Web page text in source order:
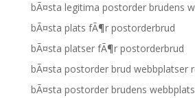
bÃ¤sta legitima postorder brudens
bÃ¤sta plats fÃ¶r postorderbrud
bÃ¤sta platser fÃ¶r postorderbrud
bÃ¤sta postorder brud webbplatser
bÃ¤sta postorder brudens